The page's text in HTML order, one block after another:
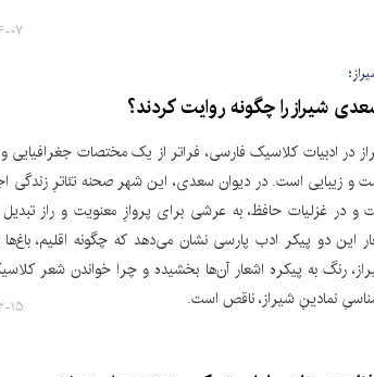
شیراز را چگونه روایت کردند؟
در ادبیات کلاسیک فارسی، فراتر از یک مختصات
و زیبایی است. در دیوان سعدی، این شهر صحنه‌ تئاترِ زندگی
و در غزلیات حافظ، به عرشی برای پروازِ معنویت و راز
این دو پیکر ادب پارسی نشان می‌دهد که چگونه اقلیم،
رنگ به پیکره‌ اشعار آن‌ها بخشیده و چرا خواندن شعر
نمادینِ شیراز، ناقص است.